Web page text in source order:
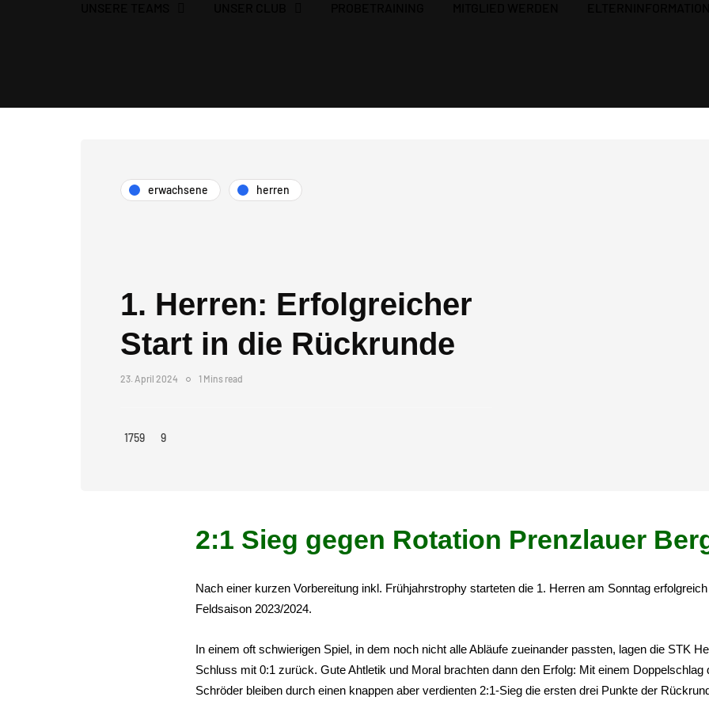
erwachsene herren
1. Herren: Erfolgreicher
Start in die Rückrunde
23. April 2024 1 Mins read
1759 9
2:1 Sieg gegen Rotation Prenzlauer
Nach einer kurzen Vorbereitung inkl. Frühjahrstrophy starteten die 1. Herren am Sonntag
Feldsaison 2023/2024.
In einem oft schwierigen Spiel, in dem noch nicht alle Abläufe zueinander passten, lagen die STK
Schluss mit 0:1 zurück. Gute Ahtletik und Moral brachten dann den Erfolg: Mit einem
Schröder bleiben durch einen knappen aber verdienten 2:1-Sieg die ersten drei Punkte der